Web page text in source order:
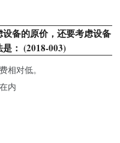
备的原价，还要考虑设备
： (2018-003)
相对低。
内